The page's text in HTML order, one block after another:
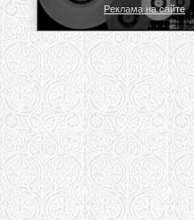
Реклама на сайте